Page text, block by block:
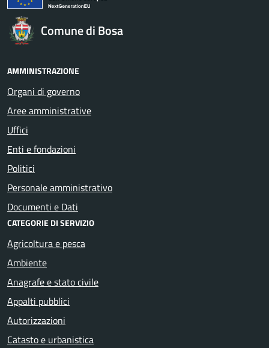
Comune di Bosa
AMMINISTRAZIONE
Organi di governo
Aree amministrative
Uffici
Enti e fondazioni
Politici
Personale amministrativo
Documenti e Dati
CATEGORIE DI SERVIZIO
Agricoltura e pesca
Ambiente
Anagrafe e stato civile
Appalti pubblici
Autorizzazioni
Catasto e urbanistica